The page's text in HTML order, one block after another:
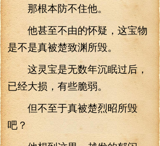
那根本防不住他。
他甚至不由的怀疑，这宝物
是不是真被楚致渊所毁。
这灵宝是无数年沉眠过后，
已经大损，有些脆弱。
但不至于真被楚烈昭所毁
吧？